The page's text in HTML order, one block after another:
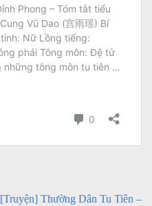
[Truyện] Thường Dân Tu Tiên –